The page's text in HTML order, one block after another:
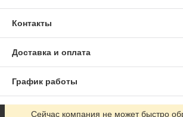
Контакты
Доставка и оплата
График работы
Полная версия сайта
Сейчас компания не может быстро